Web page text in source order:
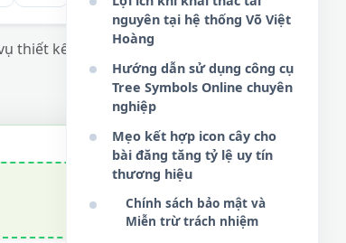
kế UI/UX và nội dung
nguyên tại hệ thống Võ Việt
Hoàng
Hướng dẫn sử dụng công cụ
Tree Symbols Online chuyên
nghiệp
Mẹo kết hợp icon cây cho
bài đăng tăng tỷ lệ uy tín
thương hiệu
Chính sách bảo mật và
Miễn trừ trách nhiệm